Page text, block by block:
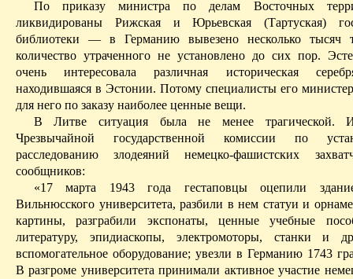
По приказу министра по делам Восточных
ликвидированы Рижская и Юрьевская (Тартуская)
библиотеки — в Германию вывезено несколько тысяч
количество утраченного не установлено до сих пор.
очень интересовала различная историческая
находившаяся в Эстонии. Потому специалисты его
для него по заказу наиболее ценные вещи.
В Литве ситуация была не менее трагической.
Чрезвычайной государственной комиссии по
расследованию злодеяний немецко-фашистских
сообщников:
«17 марта 1943 года гестаповцы оцепили
Вильнюсского университета, разбили в нем статуи и
картины, разграбили экспонаты, ценные учебные
литературу, эпидиаскопы, электромоторы, станки и
вспомогательное оборудование; увезли в Германию 1743
В разгроме университета принимали активное участие